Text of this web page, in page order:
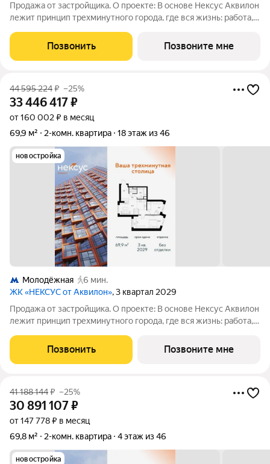
Продажа от застройщика. О проекте: В основе Нексус Аквилон
лежит принцип трехминутного города, где вся жизнь: работа,
шаговой доступности. Он не просто экономит время, а
кардинально
Позвонить Позвоните мне
44 595 224₽ –25%
33 446 417₽
от 160 002 ₽ в месяц
69,9 м²
2-комн. квартира 18 этаж из 46
новостройка
Молодёжная
6 мин.
ЖК «НЕКСУС от Аквилон», 3 квартал 2029
Продажа от застройщика. О проекте: В основе Нексус Аквилон
лежит принцип трехминутного города, где вся жизнь: работа,
шаговой доступности. Он не просто экономит время, а
кардинально
Позвонить Позвоните мне
41 188 144₽ –25%
30 891 107₽
от 147 778 ₽ в месяц
69,8 м²
2-комн. квартира 4 этаж из 46
новостройка